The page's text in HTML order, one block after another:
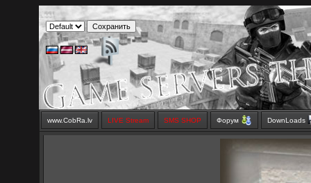
www.CobRa.lv LIVE Stream SMS SHOP Форум DownLoads